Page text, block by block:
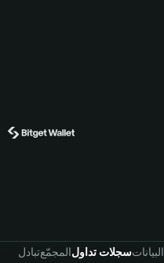
تبادلالمجمّعسجلات تداولالبيانات